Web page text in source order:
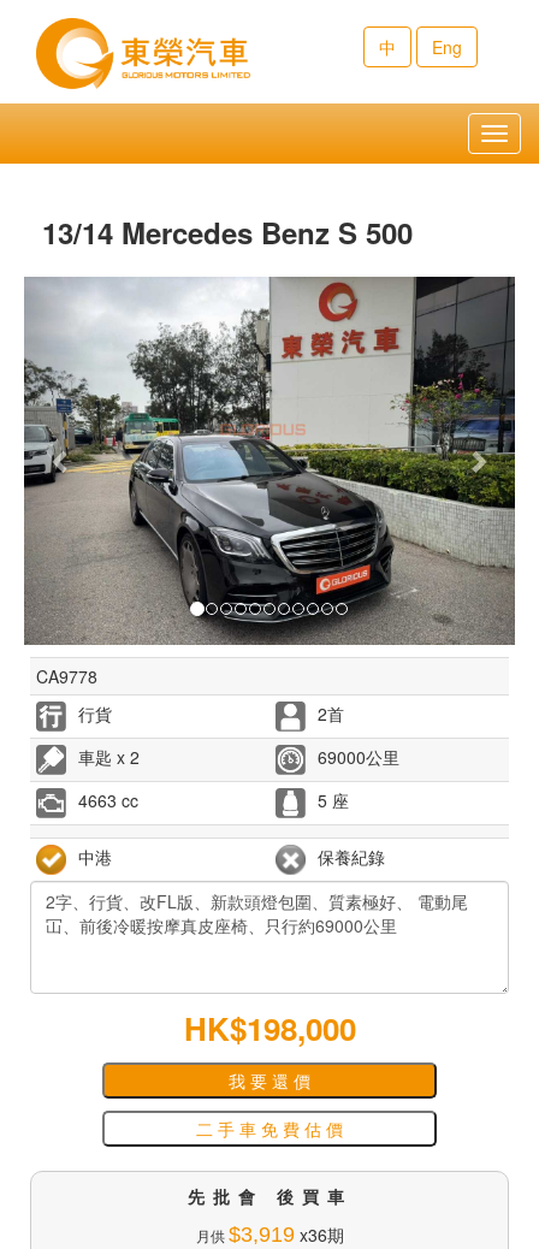
中 Eng
13/14 Mercedes Benz S 500
Previous Next
CA9778
行貨
2首
車匙 x 2
69000公里
4663 cc
5 座
中港 保養紀錄
HK$198,000
我 要 還 價
二 手 車 免 費 估 價
先批會 後買車
月供$3,919x36期